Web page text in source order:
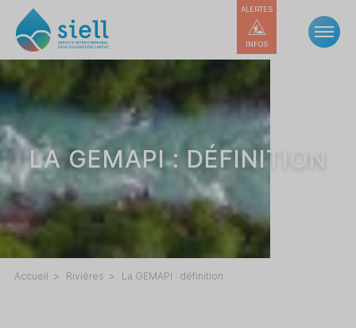
LA GEMAPI : DÉFINITION
Accueil Rivières La GEMAPI : définition
ALERTES
INFOS